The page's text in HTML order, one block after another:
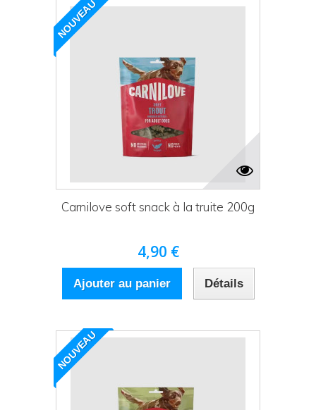
NOUVEAU
Carnilove soft snack à la truite 200g
4,90 €
Ajouter au panier Détails
NOUVEAU